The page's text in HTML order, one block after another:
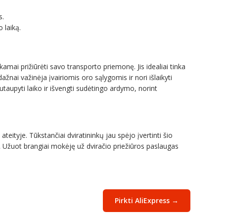
laiką.
prižiūrėti savo transporto priemonę. Jis idealiai tinka
važinėja įvairiomis oro sąlygomis ir nori išlaikyti
laiko ir išvengti sudėtingo ardymo, norint
Tūkstančiai dviratininkų jau spėjo įvertinti šio
brangiai mokėję už dviračio priežiūros paslaugas
Pirkti AliExpress →